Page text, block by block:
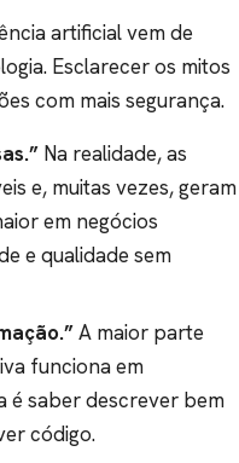
artificial vem de
Esclarecer os mitos
com mais segurança.
Na realidade, as
e, muitas vezes, geram
em negócios
e qualidade sem
A maior parte
funciona em
é saber descrever bem
código.